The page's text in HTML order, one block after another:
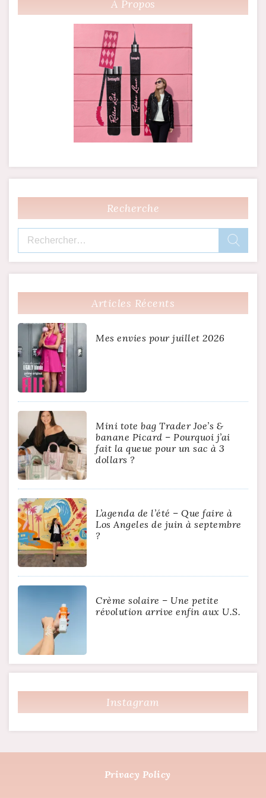
l’article
À Propos
Recherche
Rechercher :
Articles Récents
Mes envies pour juillet 2026
Mini tote bag Trader Joe’s &
banane Picard – Pourquoi j’ai
fait la queue pour un sac à 3
dollars ?
L’agenda de l’été – Que faire à
Los Angeles de juin à septembre
?
Crème solaire – Une petite
révolution arrive enfin aux U.S.
Instagram
Privacy Policy